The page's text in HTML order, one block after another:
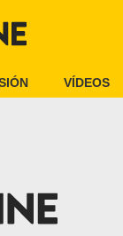
VÍDEOS